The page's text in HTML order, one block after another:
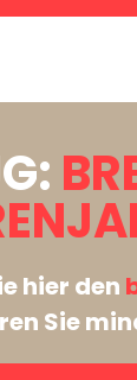
hier den
Sie